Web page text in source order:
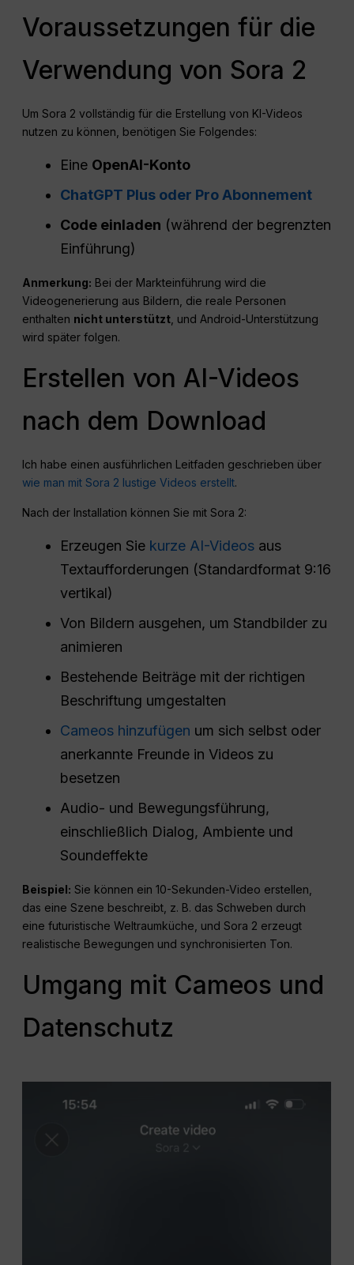
Voraussetzungen für die
Verwendung von Sora 2
Um Sora 2 vollständig für die Erstellung von KI-Videos
nutzen zu können, benötigen Sie Folgendes:
Eine OpenAI-Konto
ChatGPT Plus oder Pro Abonnement
Code einladen (während der begrenzten
Einführung)
Anmerkung: Bei der Markteinführung wird die
Videogenerierung aus Bildern, die reale Personen
enthalten nicht unterstützt , und Android-Unterstützung
wird später folgen.
Erstellen von AI-Videos
nach dem Download
Ich habe einen ausführlichen Leitfaden geschrieben über
wie man mit Sora 2 lustige Videos erstellt.
Nach der Installation können Sie mit Sora 2:
Erzeugen Sie kurze AI-Videos aus
Textaufforderungen (Standardformat 9:16
vertikal)
Von Bildern ausgehen, um Standbilder zu
animieren
Bestehende Beiträge mit der richtigen
Beschriftung umgestalten
Cameos hinzufügen um sich selbst oder
anerkannte Freunde in Videos zu
besetzen
Audio- und Bewegungsführung,
einschließlich Dialog, Ambiente und
Soundeffekte
Beispiel: Sie können ein 10-Sekunden-Video erstellen,
das eine Szene beschreibt, z. B. das Schweben durch
eine futuristische Weltraumküche, und Sora 2 erzeugt
realistische Bewegungen und synchronisierten Ton.
Umgang mit Cameos und
Datenschutz